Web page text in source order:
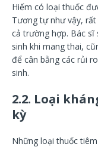
Hiếm có loại thuốc
Tương tự như vậy,
cả trường hợp. Bác sĩ
sinh khi mang thai,
để cân bằng các rủi
sinh.
2.2. Loại
kỳ
Những loại thuốc